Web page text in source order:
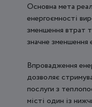
Основна мета
енергоємності
зменшення втрат
значне зменшення
Впровадження
дозволяє
послуги з
місті один із